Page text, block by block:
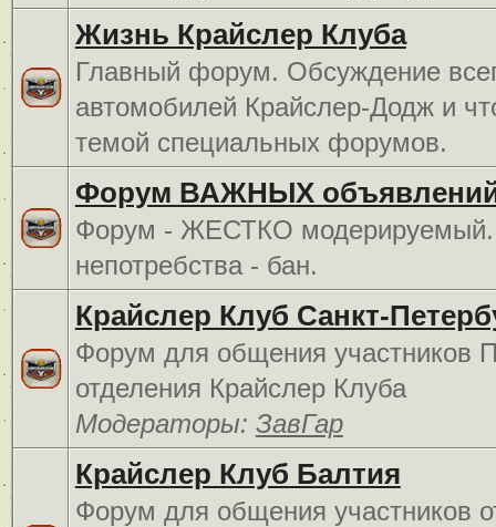
Жизнь Крайслер Клуба
Главный форум. Обсуждение
автомобилей Крайслер-Додж и
темой специальных форумов.
Форум ВАЖНЫХ
Форум - ЖЕСТКО
непотребства - бан.
Крайслер Клуб Санкт-
Форум для общения участников
отделения Крайслер Клуба
Модераторы: ЗавГар
Крайслер Клуб Балтия
Форум для общения участников